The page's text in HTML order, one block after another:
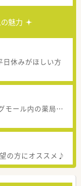
魅力
休みがほしい方
モール内の薬局…
の方にオススメ♪